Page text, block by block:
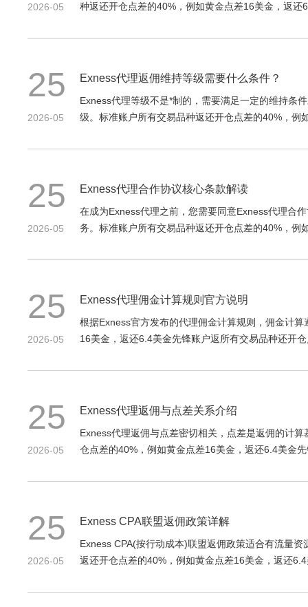
2026-05
种返还开仓点差的40%，例如黄金点差16美金，返
25
2026-05
Exness代理返佣维持等级需要什么条件？
Exness代理等级不是*制的，需要满足一定的维持条
级。标准账户所有交易品种返还开仓点差的40%，
25
2026-05
Exness代理合作协议核心条款解读
在成为Exness代理之前，您需要同意Exness代理合
务。标准账户所有交易品种返还开仓点差的40%，
25
2026-05
Exness代理佣金计算规则官方说明
根据Exness官方发布的代理佣金计算规则，佣金计
16美金，返还6.4美金先锋账户返所有交易品种还
25
2026-05
Exness代理返佣与点差关系介绍
Exness代理返佣与点差密切相关，点差是返佣的计
仓点差的40%，例如黄金点差16美金，返还6.4美金
25
2026-05
Exness CPA联盟返佣政策详解
Exness CPA(按行动成本)联盟返佣政策适合有流量
返还开仓点差的40%，例如黄金点差16美金，返还